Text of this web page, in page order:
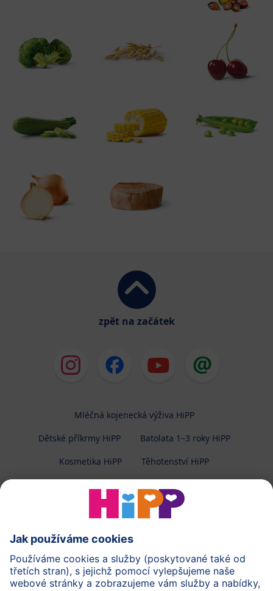
zpět na začátek
Mléčná kojenecká výživa HiPP
Dětské příkrmy HiPP
Batolata 1–3 roky HiPP
Kosmetika HiPP
Těhotenství HiPP
Ochrana osobních údajů
Zpracování osobních údajů (BabyClub)
Zpracování osobních údajů (Fotosoutěž)
Cookies a pravidla užívání webové stránky